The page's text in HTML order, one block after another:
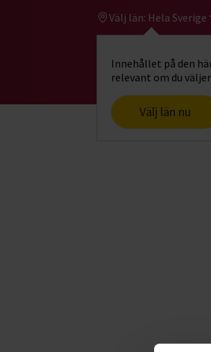
Välj län: Hela Sverige
Innehållet på den
relevant om du
Välj län nu
Gå till